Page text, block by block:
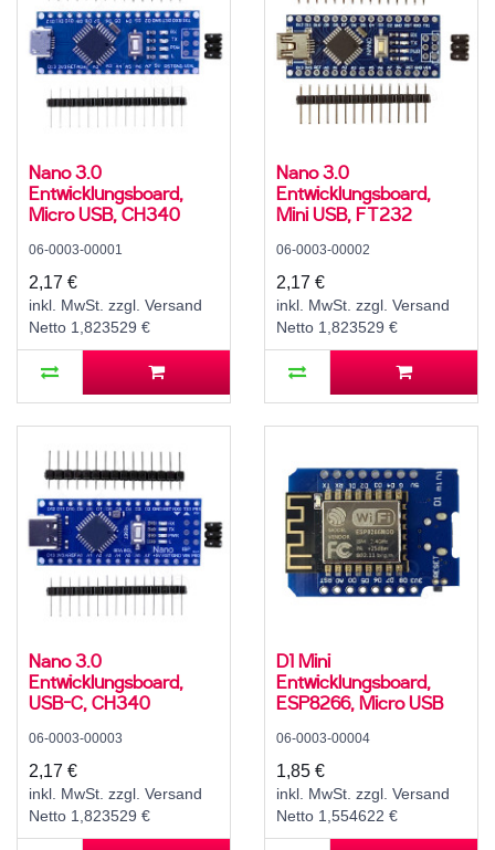
Nano 3.0
Entwicklungsboard,
Micro USB, CH340
06-0003-00001
2,17 €
inkl. MwSt. zzgl. Versand
Netto 1,823529 €
Nano 3.0
Entwicklungsboard,
Mini USB, FT232
06-0003-00002
2,17 €
inkl. MwSt. zzgl. Versand
Netto 1,823529 €
Nano 3.0
Entwicklungsboard,
USB-C, CH340
06-0003-00003
2,17 €
inkl. MwSt. zzgl. Versand
Netto 1,823529 €
D1 Mini
Entwicklungsboard,
ESP8266, Micro USB
06-0003-00004
1,85 €
inkl. MwSt. zzgl. Versand
Netto 1,554622 €